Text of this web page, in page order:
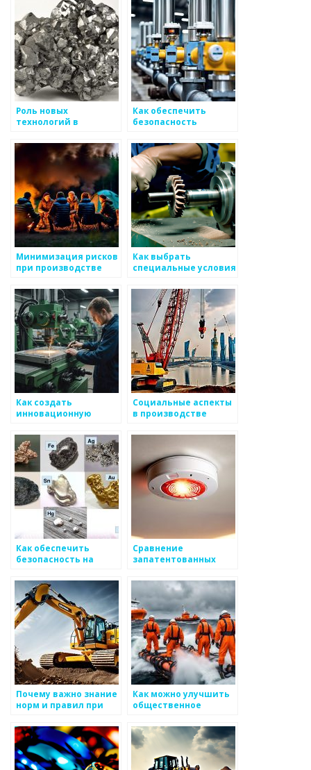
Роль новых
технологий в
металлоизделий
Как обеспечить
безопасность
предприятиях
металлоизделий
Минимизация рисков
при производстве
Как выбрать
специальные условия
металлоизделий
Как создать
инновационную
металлоизделий
Социальные аспекты
в производстве
Как обеспечить
безопасность на
металлоизделий
Сравнение
запатентованных
производстве
металлоизделий
Почему важно знание
норм и правил при
металлоизделий
Как можно улучшить
общественное
производстве
металлоизделий